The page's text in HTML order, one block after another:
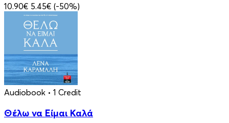
10.90€ 5.45€ (-50%)
Audiobook • 1 Credit
Θέλω να Είμαι Καλά